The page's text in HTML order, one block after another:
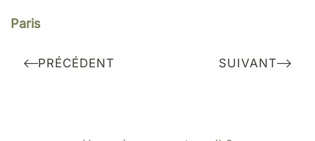
Paris
PRÉCÉDENT SUIVANT